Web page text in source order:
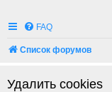
FAQ
Список форумов
Удалить cookies